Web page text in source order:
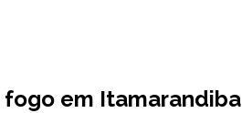
em Itamarandiba